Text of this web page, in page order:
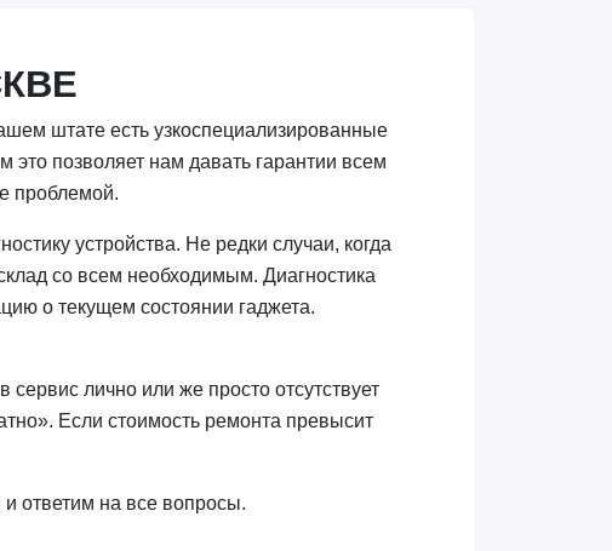
штате есть узкоспециализированные
позволяет нам давать гарантии всем
проблемой.
устройства. Не редки случаи, когда
со всем необходимым. Диагностика
о текущем состоянии гаджета.
лично или же просто отсутствует
Если стоимость ремонта превысит
ответим на все вопросы.